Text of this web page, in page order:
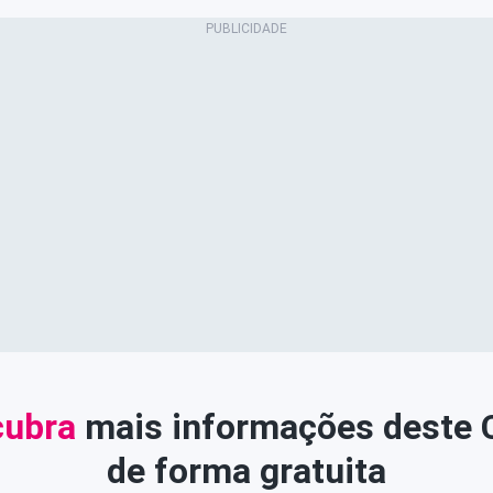
mais informações deste
de forma gratuita